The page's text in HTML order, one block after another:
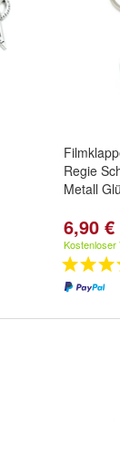
Regie
Metall
6,90 €
Kostenloser